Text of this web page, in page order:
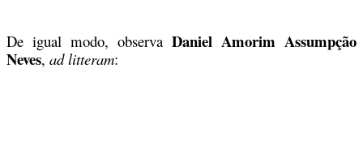
De igual modo, observa Daniel Amorim Assumpção
Neves, ad litteram: